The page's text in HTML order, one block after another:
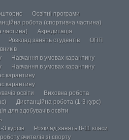
Освітні програми
робота (спортивна частина)
частина)
Акредитація
Розклад занять студентів
ОПП
Навчання в умовах карантину
Навчання в умовах карантину
карантину
карантину
освіти
Виховна робота
Дистанційна робота (1-3 курс)
для здобувачів освіти
курсів
Розклад занять 8-11 класи
вчителів зі спорту